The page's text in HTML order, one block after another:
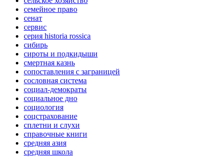
семейное право
сенат
сервис
серия historia rossica
сибирь
сироты и подкидыши
смертная казнь
сопоставления с заграницей
сословная система
социал-демократы
социальное дно
социология
соцстрахование
сплетни и слухи
справочные книги
средняя азия
средняя школа